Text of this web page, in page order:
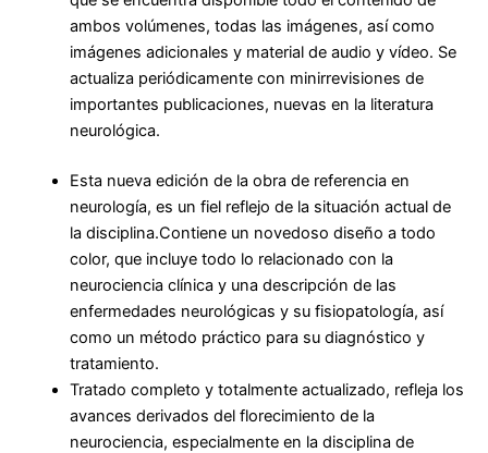
ambos volúmenes, todas las imágenes, así como
imágenes adicionales y material de audio y vídeo. Se
actualiza periódicamente con minirrevisiones de
importantes publicaciones, nuevas en la literatura
neurológica.
Esta nueva edición de la obra de referencia en
neurología, es un fiel reflejo de la situación actual de
la disciplina.Contiene un novedoso diseño a todo
color, que incluye todo lo relacionado con la
neurociencia clínica y una descripción de las
enfermedades neurológicas y su fisiopatología, así
como un método práctico para su diagnóstico y
tratamiento.
Tratado completo y totalmente actualizado, refleja los
avances derivados del florecimiento de la
neurociencia, especialmente en la disciplina de